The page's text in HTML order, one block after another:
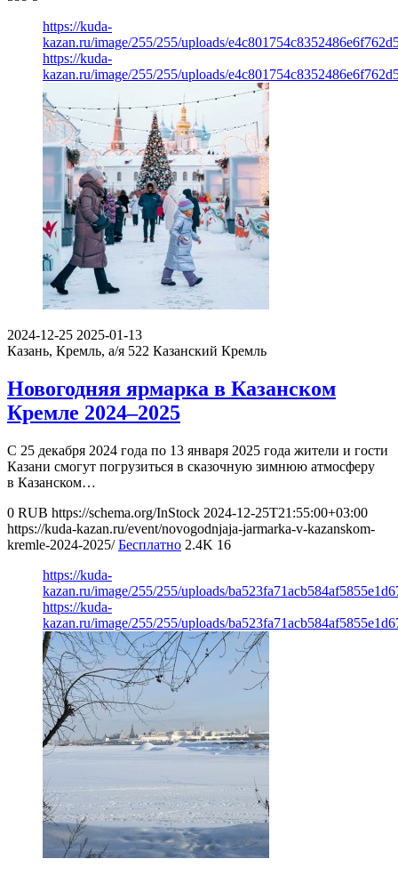
https://kuda-
kazan.ru/image/255/255/uploads/
https://kuda-
kazan.ru/image/255/255/uploads/
2024-12-25 2025-01-13
Казань, Кремль, а/я 522 Казанский Кремль
Новогодняя ярмарка в Казанском
Кремле 2024–2025
С 25 декабря 2024 года по 13 января 2025 года жители и гости
Казани смогут погрузиться в сказочную зимнюю атмосферу
в Казанском…
0 RUB https://schema.org/InStock 2024-12-25T21:55:00+03:00
https://kuda-kazan.ru/event/novogodnjaja-jarmarka-v-kazanskom-
kremle-2024-2025/ Бесплатно 2.4K 16
https://kuda-
kazan.ru/image/255/255/uploads/
https://kuda-
kazan.ru/image/255/255/uploads/